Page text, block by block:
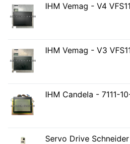
IHM Vemag - V4
IHM Vemag - V3
IHM Candela - 7111-
Servo Drive